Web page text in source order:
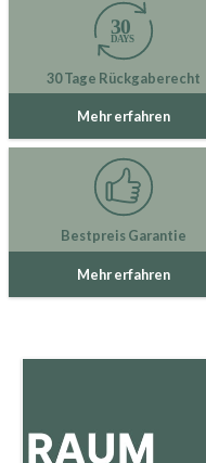
30 Tage Rückgaberecht
Mehr erfahren
Bestpreis Garantie
Mehr erfahren